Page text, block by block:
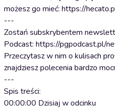
możesz go mieć: https://
---
Zostań subskrybentem
Podcast: https://pgpodcast.pl/
Przeczytasz w nim o kulisach
znajdziesz polecenia bardzo
---
Spis treści:
00:00:00 Dzisiaj w odcinku